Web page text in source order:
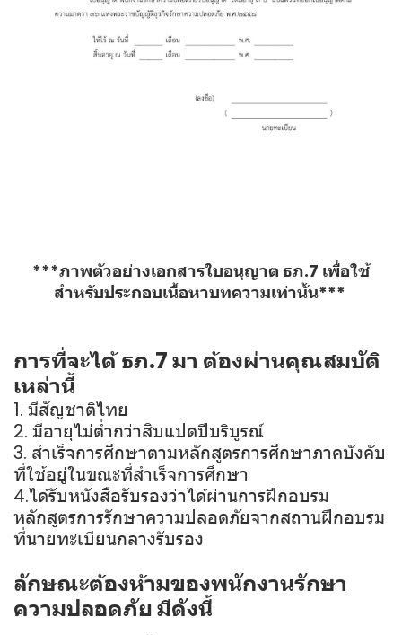
***ภาพตัวอย่างเอกสารใบอนุญาต ธภ.7 เพื่อใช้
สำหรับประกอบเนื้อหาบทความเท่านั้น***
การที่จะได้ ธภ.7 มา ต้องผ่านคุณสมบัติ
เหล่านี้
1. มีสัญชาติไทย
2. มีอายุไม่ต่ำกว่าสิบแปดปีบริบูรณ์
3. สำเร็จการศึกษาตามหลักสูตรการศึกษาภาคบังคับ
ที่ใช้อยู่ในขณะที่สำเร็จการศึกษา
4.ได้รับหนังสือรับรองว่าได้ผ่านการฝึกอบรม
หลักสูตรการรักษาความปลอดภัยจากสถานฝึกอบรม
ที่นายทะเบียนกลางรับรอง
ลักษณะต้องห้ามของพนักงานรักษา
ความปลอดภัย มีดังนี้